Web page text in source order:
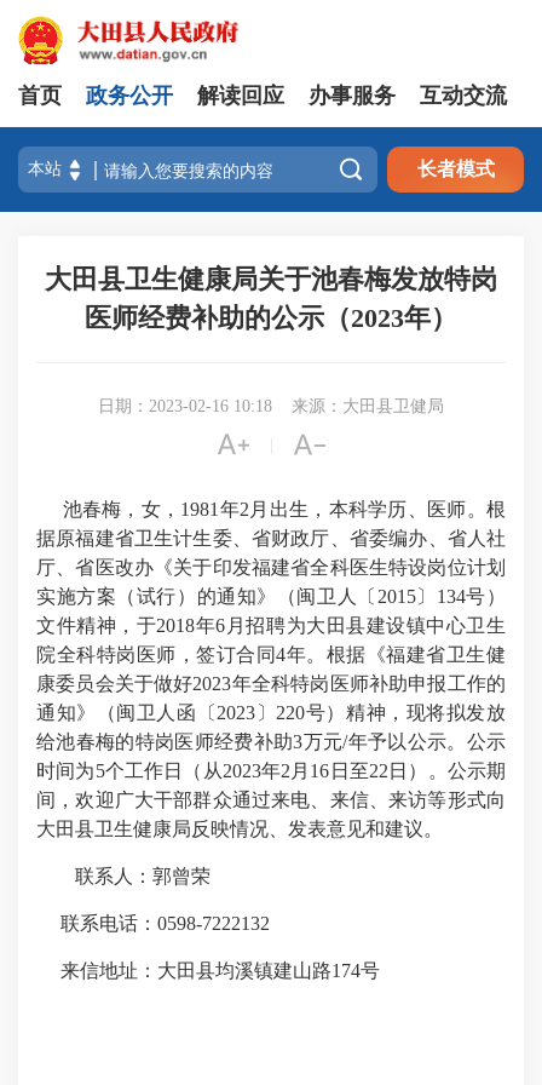
首页 政务公开 解读回应 办事服务 互动交流
 长者模式
大田县卫生健康局关于池春梅发放特岗
医师经费补助的公示（2023年）
日期：2023-02-16 10:18 来源：大田县卫健局
 
池春梅，女，1981年2月出生， 本科学历、医师。根
据原福建省卫生计生委、省财政厅、省委编办、省人社
厅、省医改办《关于印发福建省全科医生特设岗位计划
实施方案（试行）的通知》（闽卫人〔2015〕134号）
文件精神，于2018年6月招聘为大田县建设镇中心卫生
院全科特岗医师，签订合同4年。根据《福建省卫生健
康委员会关于做好2023年全科特岗医师补助申报工作的
通知》（闽卫人函〔2023 〕 220号）精神，现将拟发放
给池春梅的特岗医师经费补助3万元/年予以公示。公示
时间为5个工作日（从2023年2月 16 日至22 日）。公示期
间，欢迎广大干部群众通过来电、来信、来访等形式向
大田县卫生健康局反映情况、发表意见和建议。
联系人：郭曾荣
联系电话：0598-7222132
来信地址：大田县均溪镇建山路174号